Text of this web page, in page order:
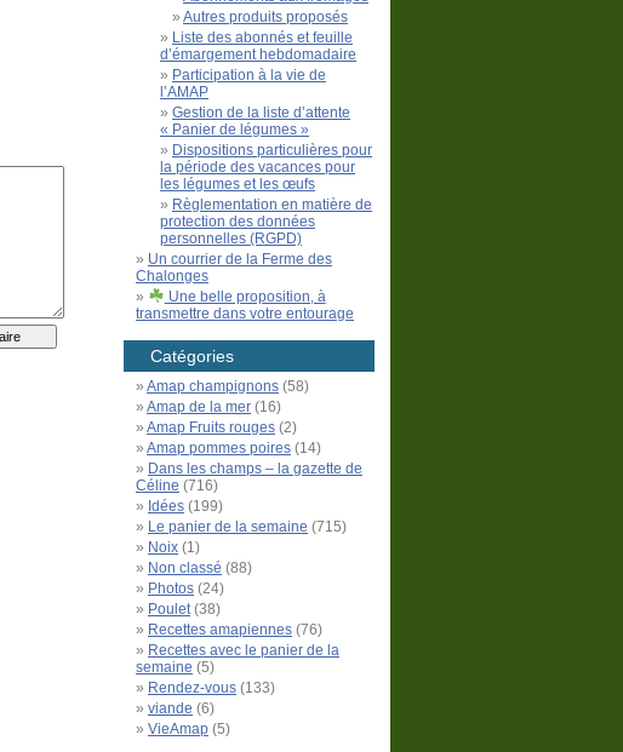
Autres produits proposés
Liste des abonnés et feuille
d’émargement hebdomadaire
Participation à la vie de
l’AMAP
Gestion de la liste d’attente
« Panier de légumes »
Dispositions particulières pour
la période des vacances pour
les légumes et les œufs
Règlementation en matière de
protection des données
personnelles (RGPD)
Un courrier de la Ferme des
Chalonges
Une belle proposition, à
transmettre dans votre entourage
Catégories
Amap champignons (58)
Amap de la mer (16)
Amap Fruits rouges (2)
Amap pommes poires (14)
Dans les champs – la gazette de
Céline (716)
Idées (199)
Le panier de la semaine (715)
Noix (1)
Non classé (88)
Photos (24)
Poulet(38)
Recettes amapiennes (76)
Recettes avec le panier de la
semaine (5)
Rendez-vous (133)
viande (6)
VieAmap (5)